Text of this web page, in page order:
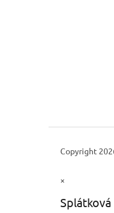
Copyright
×
Splátková